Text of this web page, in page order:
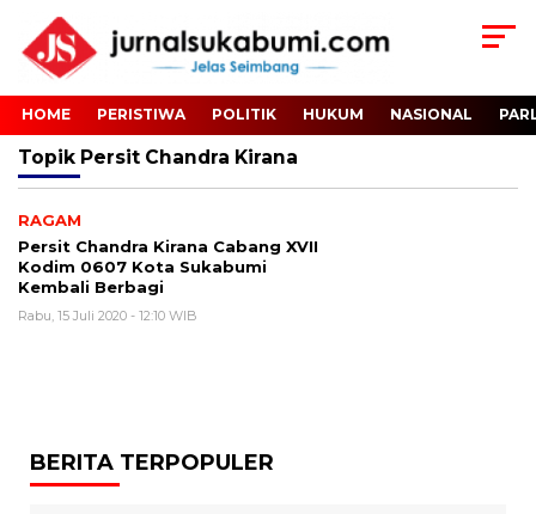
HOME PERISTIWA POLITIK HUKUM NASIONAL
Topik Persit Chandra Kirana
RAGAM
Persit Chandra Kirana Cabang XVII
Kodim 0607 Kota Sukabumi
Kembali Berbagi
Rabu, 15 Juli 2020 - 12:10 WIB
BERITA TERPOPULER